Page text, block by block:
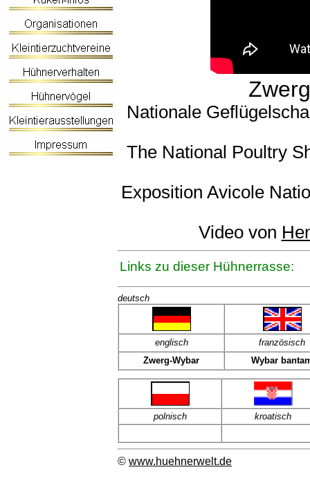
Nationale
The National Poultry
Exposition Avicole
Video von
Links zu dieser Hühnerrasse:
deutsch
englisch
französisch
Zwerg-Wybar
Wybar
polnisch kroatisch
© www.huehnerwelt.de